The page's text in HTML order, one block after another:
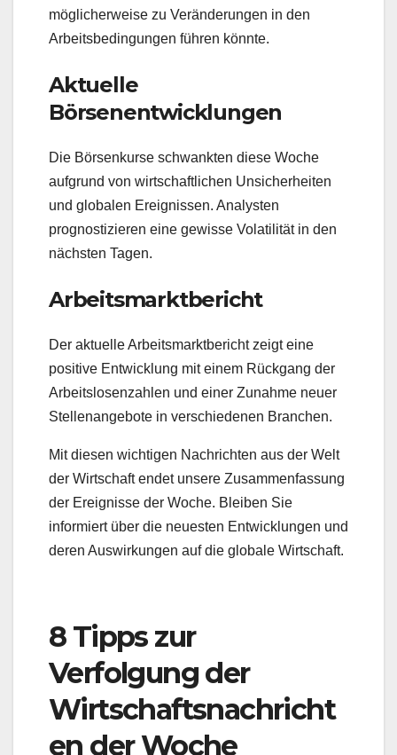
möglicherweise zu Veränderungen in den
Arbeitsbedingungen führen könnte.
Aktuelle
Börsenentwicklungen
Die Börsenkurse schwankten diese Woche
aufgrund von wirtschaftlichen Unsicherheiten
und globalen Ereignissen. Analysten
prognostizieren eine gewisse Volatilität in den
nächsten Tagen.
Arbeitsmarktbericht
Der aktuelle Arbeitsmarktbericht zeigt eine
positive Entwicklung mit einem Rückgang der
Arbeitslosenzahlen und einer Zunahme neuer
Stellenangebote in verschiedenen Branchen.
Mit diesen wichtigen Nachrichten aus der Welt
der Wirtschaft endet unsere Zusammenfassung
der Ereignisse der Woche. Bleiben Sie
informiert über die neuesten Entwicklungen und
deren Auswirkungen auf die globale Wirtschaft.
8 Tipps zur
Verfolgung der
Wirtschaftsnachricht
en der Woche